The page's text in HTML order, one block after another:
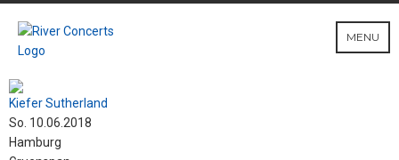
MENU
Kiefer Sutherland
So. 10.06.2018
Hamburg